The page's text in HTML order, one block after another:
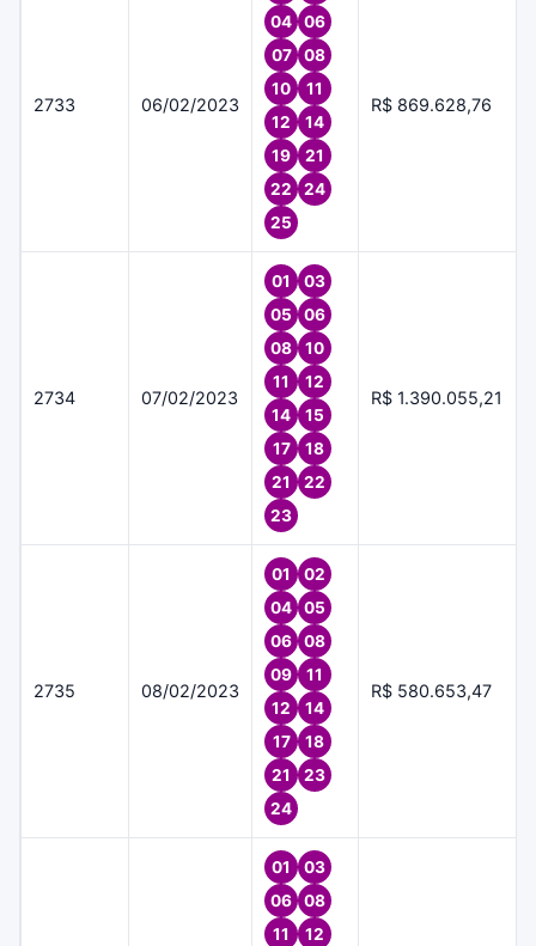
2733 06/02/2023
04
06
07
08
10
11
12
14
19
21
22
24
25
R$ 869.628,76
2734 07/02/2023
01
03
05
06
08
10
11
12
14
15
17
18
21
22
23
R$ 1.390.055,21
2735 08/02/2023
01
02
04
05
06
08
09
11
12
14
17
18
21
23
24
R$ 580.653,47
01
03
06
08
11
12